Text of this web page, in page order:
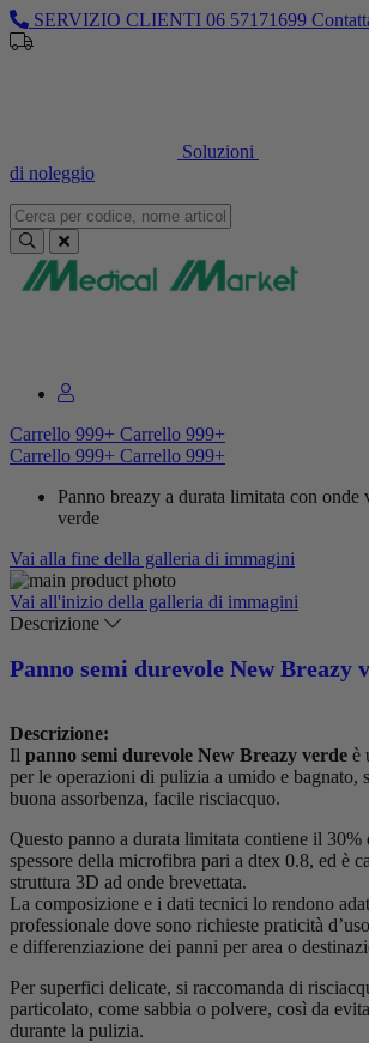
SERVIZIO CLIENTI 06 57171699
Soluzioni
di noleggio
Carrello 999+ Carrello 999+
Carrello 999+ Carrello 999+
Panno breazy a durata limitata con
verde
Vai alla fine della galleria di immagini
Vai all'inizio della galleria di immagini
Descrizione
Panno semi durevole New Breazy
Descrizione:
Il panno semi durevole New Breazy verde è
per le operazioni di pulizia a umido e bagnato,
buona assorbenza, facile risciacquo.
Questo panno a durata limitata contiene il
spessore della microfibra pari a dtex 0.8, ed è
struttura 3D ad onde brevettata.
La composizione e i dati tecnici lo rendono
professionale dove sono richieste praticità
e differenziazione dei panni per area o
Per superfici delicate, si raccomanda di
particolato, come sabbia o polvere, così da
durante la pulizia.